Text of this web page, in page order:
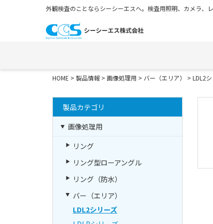
外観検査のことならシーシーエスへ。検査用照明、カメラ、
HOME > 製品情報 > 画像処理用 > バー（エリア） > LDL2
製品カテゴリ
画像処理用
リング
リング型ローアングル
リング（防水）
バー（エリア）
LDL2シリーズ